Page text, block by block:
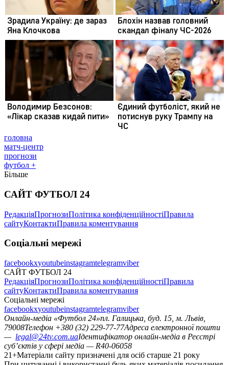
головна
матч-центр
прогнози
футбол +
Більше
САЙТ ФУТБОЛ 24
РедакціяПрогнозиПолітика конфіденційностіПравила
сайтуКонтактиПравила коментування
Соціальні мережі
facebookxyoutubeinstagramtelegramviber
САЙТ ФУТБОЛ 24
РедакціяПрогнозиПолітика конфіденційностіПравила
сайтуКонтактиПравила коментування
Соціальні мережі
facebookxyoutubeinstagramtelegramviber
Онлайн-медіа «Футбол 24»пл. Галицька, буд. 15, м. Львів,
79008Телефон +380 (32) 229-77-77Адреса електронної пошти
— legal@24tv.com.uaІдентифікатор онлайн-медіа в Реєстрі
суб’єктів у сфері медіа — R40-06058
21+Матеріали сайту призначені для осіб старше 21 року